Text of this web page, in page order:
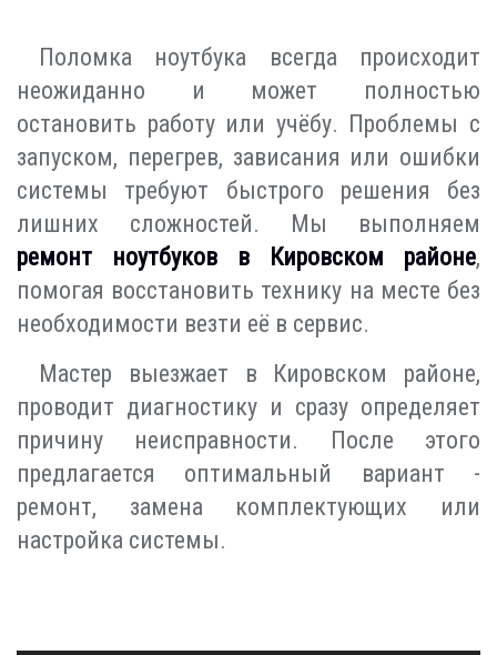
Поломка ноутбука всегда происходит
неожиданно и может полностью
остановить работу или учёбу. Проблемы с
запуском, перегрев, зависания или ошибки
системы требуют быстрого решения без
лишних сложностей. Мы выполняем
ремонт ноутбуков в Кировском районе,
помогая восстановить технику на месте без
необходимости везти её в сервис.
Мастер выезжает в Кировском районе,
проводит диагностику и сразу определяет
причину неисправности. После этого
предлагается оптимальный вариант -
ремонт, замена комплектующих или
настройка системы.